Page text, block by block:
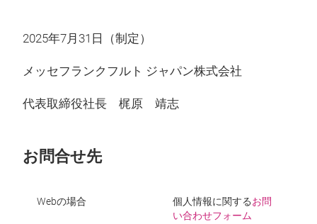
2025年7月31日（制定）
メッセフランクフルト ジャパン株式会社
代表取締役社長 梶原 靖志
お問合せ先
Webの場合 個人情報に関するお問
い合わせフォーム